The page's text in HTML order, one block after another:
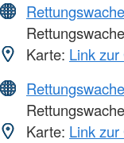
Rettungswache
Karte: Link
Rettungswache
Karte: Link